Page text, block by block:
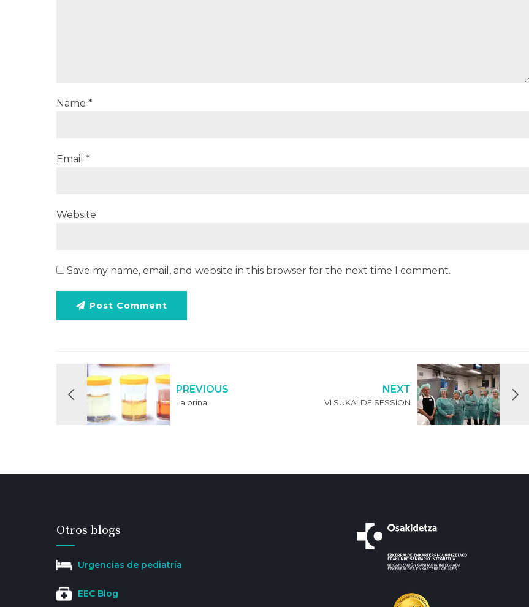
Name *
Email *
Website
Save my name, email, and website in this browser for the next time I comment.
Post Comment
PREVIOUS
La orina
NEXT
VI SUKALDE SESSION
Otros blogs
Urgencias de pediatría
EEC Blog